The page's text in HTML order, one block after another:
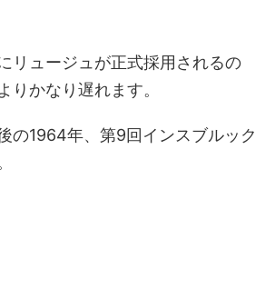
リュージュが正式採用されるの
りかなり遅れます。
の1964年、第9回インスブルック